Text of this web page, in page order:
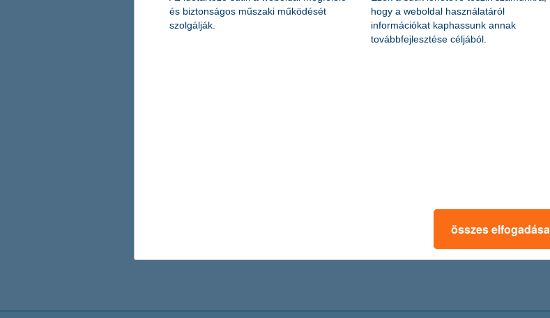
és biztonságos műszaki működését
szolgálják.
hogy a weboldal használatáról
információkat kaphassunk annak
továbbfejlesztése céljából.
összes elfogadása